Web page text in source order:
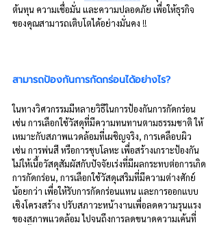
ต้นทุน ความเชื่อมั่น และความปลอดภัย เพื่อให้ธุรกิจ
ของคุณสามารถเติบโตได้อย่างมั่นคง !!
สามารถป้องกันการกัดกร่อนได้อย่างไร?
ในทางวิศวกรรมมีหลายวิธีในการป้องกันการกัดกร่อน
เช่น การเลือกใช้วัสดุที่มีความทนทานตามธรรมชาติ ให้
เหมาะกับสภาพแวดล้อมที่เผชิญจริง, การเคลือบผิว
เช่น การพ่นสี หรือการชุบโลหะ เพื่อสร้างเกราะป้องกัน
ไม่ให้เนื้อวัสดุสัมผัสกับปัจจัยเร่งที่มีผลกระทบต่อการเกิด
การกัดกร่อน, การเลือกใช้วัสดุเสริมที่มีความต่างศักย์
น้อยกว่า เพื่อให้รับการกัดกร่อนแทน และการออกแบบ
เชิงโครงสร้าง ปรับสภาวะหน้างานเพื่อลดความรุนแรง
ของสภาพแวดล้อม ไปจนถึงการลดขนาดความเค้นที่